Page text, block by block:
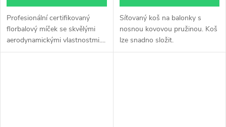
Profesionální certifikovaný
florbalový míček se skvělými
aerodynamickými vlastnostmi....
Síťovaný koš na balonky s
nosnou kovovou pružinou. Koš
lze snadno složit.